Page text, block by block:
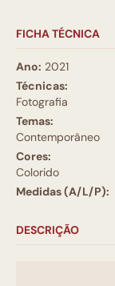
FICHA TÉCNICA
Ano: 2021
Técnicas:
Fotografia
Temas:
Contemporâneo
Cores:
Colorido
Medidas (A/L/P):
DESCRIÇÃO